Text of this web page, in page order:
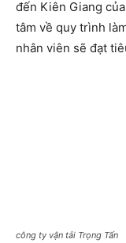
đến Kiên Giang của
tâm về quy trình
nhân viên sẽ đạt
công ty vận tải Trọng Tấn